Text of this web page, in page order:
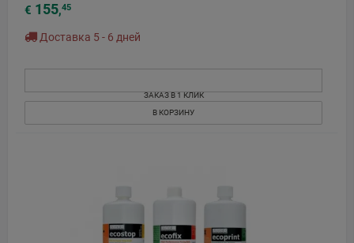
€ 155,45
Доставка 5 - 6 дней
ЗАКАЗ В 1 КЛИК
В КОРЗИНУ